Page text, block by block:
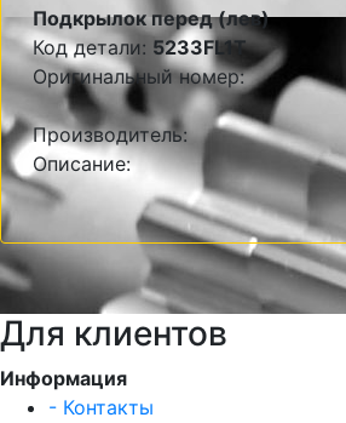
Подкрылок перед (лев)
Код детали: 5233FL1T
Оригинальный номер:
Производитель:
Описание:
Для клиентов
Информация
- Контакты